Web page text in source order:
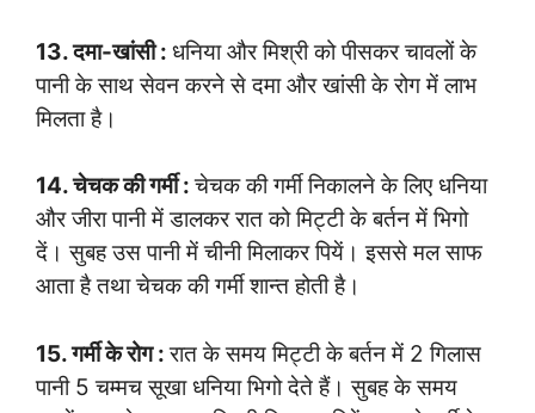
13. दमा-खांसी : धनिया और मिश्री को पीसकर चावलों के
पानी के साथ सेवन करने से दमा और खांसी के रोग में लाभ
मिलता है।
14. चेचक की गर्मी :चेचक की गर्मी निकालने के लिए धनिया
और जीरा पानी में डालकर रात को मिट्टी के बर्तन में भिगो
दें। सुबह उस पानी में चीनी मिलाकर पियें। इससे मल साफ
आता है तथा चेचक की गर्मी शान्त होती है।
15. गर्मी के रोग :रात के समय मिट्टी के बर्तन में 2 गिलास
पानी 5 चम्मच सूखा धनिया भिगो देते हैं। सुबह के समय